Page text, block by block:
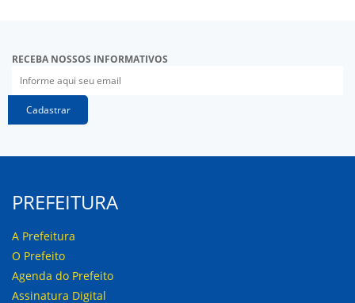
RECEBA NOSSOS INFORMATIVOS
Cadastrar
PREFEITURA
A Prefeitura
O Prefeito
Agenda do Prefeito
Assinatura Digital